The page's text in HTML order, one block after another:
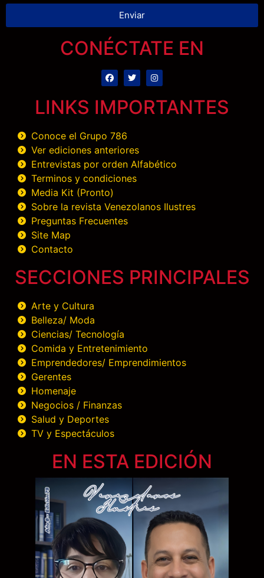
Enviar
CONÉCTATE EN
LINKS IMPORTANTES
Conoce el Grupo 786
Ver ediciones anteriores
Entrevistas por orden Alfabético
Terminos y condiciones
Media Kit (Pronto)
Sobre la revista Venezolanos Ilustres
Preguntas Frecuentes
Site Map
Contacto
SECCIONES PRINCIPALES
Arte y Cultura
Belleza/ Moda
Ciencias/ Tecnología
Comida y Entretenimiento
Emprendedores/ Emprendimientos
Gerentes
Homenaje
Negocios / Finanzas
Salud y Deportes
TV y Espectáculos
EN ESTA EDICIÓN